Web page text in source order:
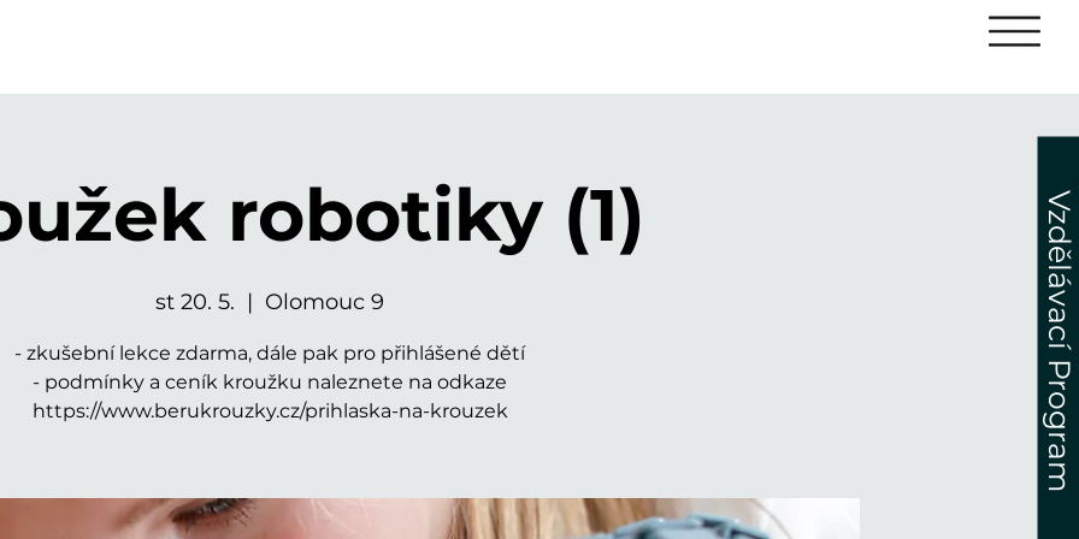
Vzdělávací Program
robotiky (1)
st 20. 5.
  |
Olomouc 9
- zkušební lekce zdarma, dále pak pro přihlášené dětí
- podmínky a ceník kroužku naleznete na odkaze
https://www.berukrouzky.cz/prihlaska-na-krouzek